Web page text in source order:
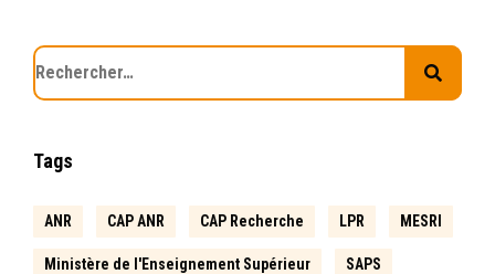
Tags
ANR CAP ANR CAP Recherche LPR MESRI
Ministère de l'Enseignement Supérieur SAPS